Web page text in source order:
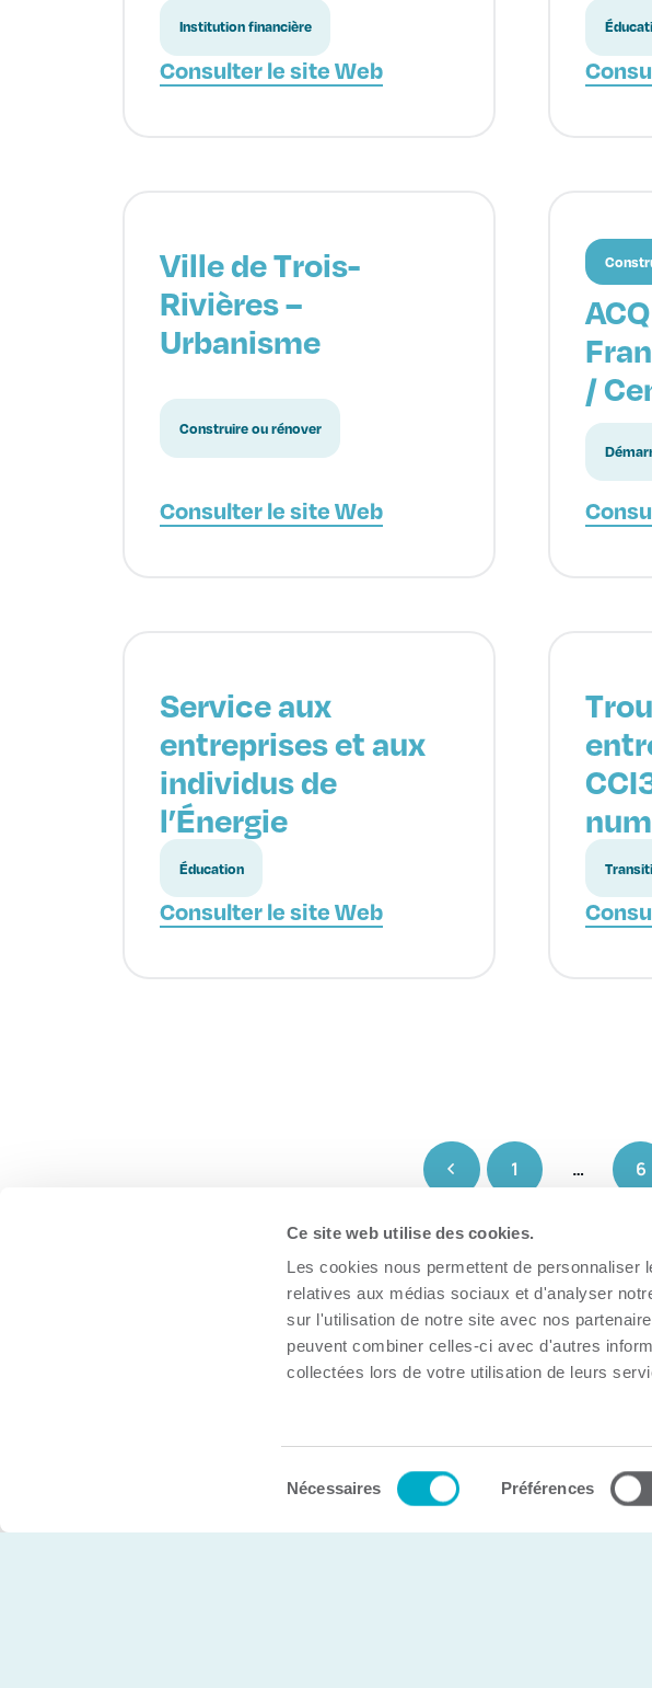
Ce site web utilise des cookies.
Les cookies nous permettent de personnaliser
relatives aux médias sociaux et d'analyser
sur l'utilisation de notre site avec nos
peuvent combiner celles-ci avec d'autres
collectées lors de votre utilisation de leurs
Nécessaires Préférences
Institution financière
Consulter le site Web
Ville de Trois-
Rivières –
Urbanisme
Construire ou rénover
Consulter le site Web
/
Service aux
entreprises et aux
individus de
l’Énergie
Éducation
Consulter le site Web
1 … 6
Trouver une organisation
Inscrire mon organisation
© Chambre de commerce et d’industries de Trois-Rivières |Politique de